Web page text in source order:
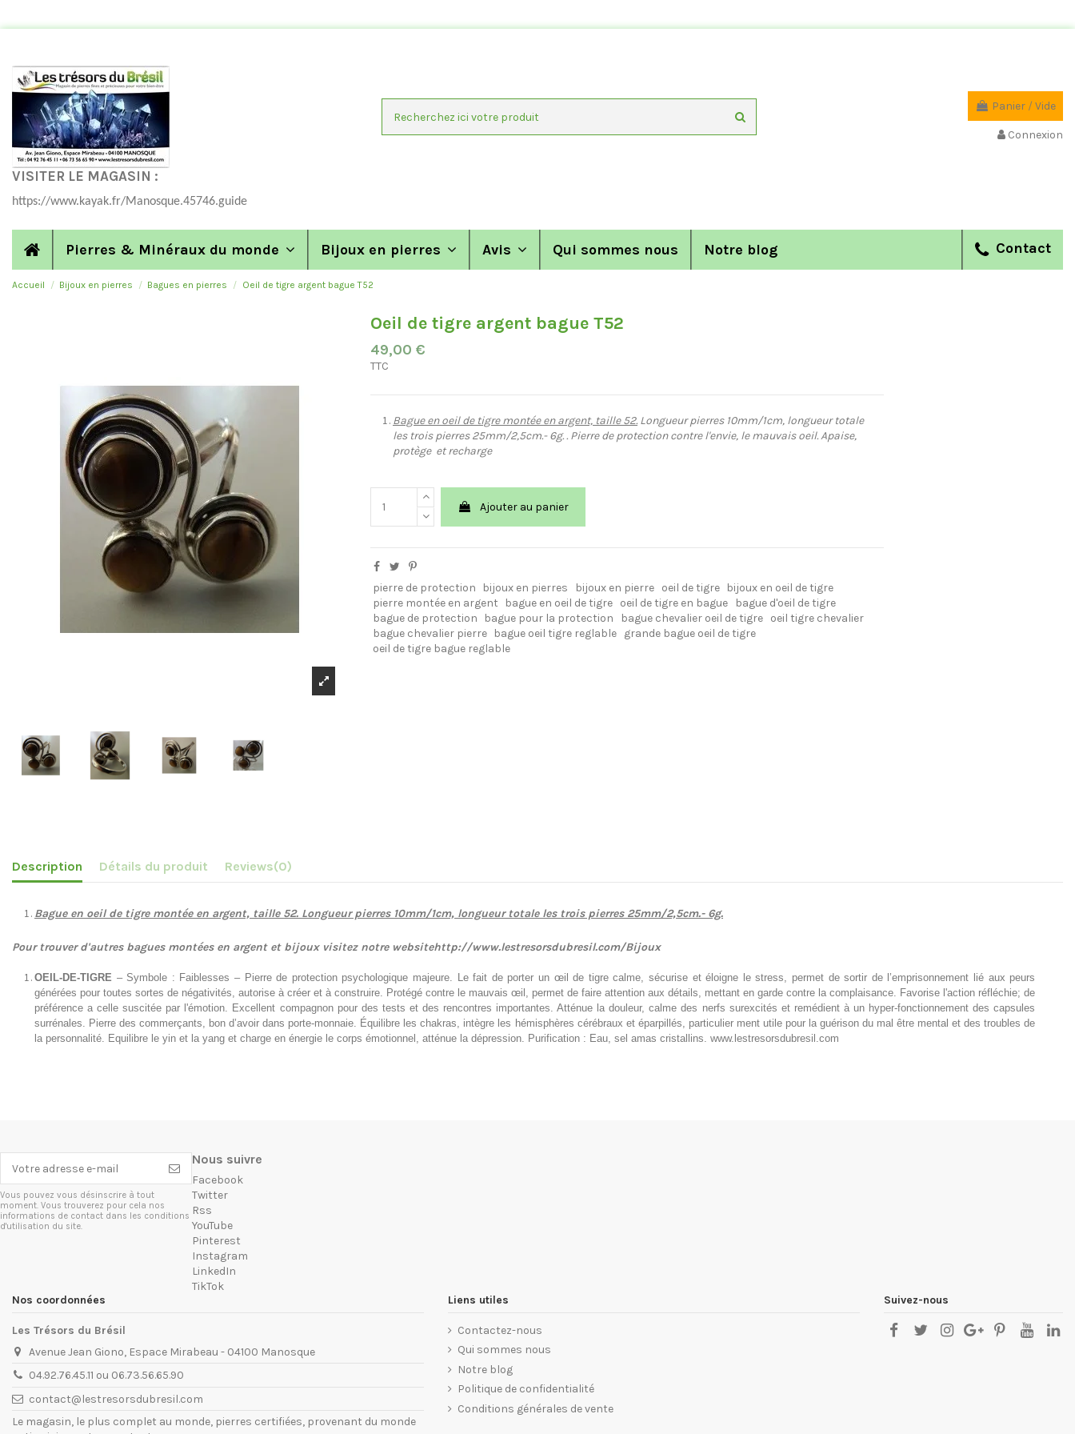
Panier / Vide
Connexion
VISITER LE MAGASIN :
https://www.kayak.fr/Manosque.45746.guide
Pierres & Minéraux du monde Bijoux en pierres Avis Contact
Qui sommes nous Notre blog
Accueil Bijoux en pierres Bagues en pierres Oeil de tigre argent bague T52
Oeil de tigre argent bague T52
49,00 €
TTC
Bague en oeil de tigre montée en argent, taille 52.Longueur pierres 10mm/1cm, longueur totale
les trois pierres 25mm/2,5cm.- 6g.. Pierre de protection contre l'envie, le mauvais oeil. Apaise,
protège et recharge
Ajouter au panier
pierre de protection bijoux en pierres bijoux en pierre oeil de tigre
bijoux en oeil de tigre
pierre montée en argent
bague en oeil de tigre oeil de tigre en bague
bague d'oeil de tigre
bague de protection
bague pour la protection bague chevalier oeil de tigre oeil tigre chevalier
bague chevalier pierre
bague oeil tigre reglable grande bague oeil de tigre
oeil de tigre bague reglable
Description Détails du produit Reviews(0)
Bague en oeil de tigre montée en argent, taille 52. Longueur pierres 10mm/1cm, longueur totale les trois pierres 25mm/2,5cm.- 6g.
Pour trouver d'autres bagues montées en argent et bijoux visitez notre websitehttp://www.lestresorsdubresil.com/Bijoux
OEIL-DE-TIGRE – Symbole : Faiblesses – Pierre de protection psychologique majeure. Le fait de porter un œil de tigre calme, sécurise et éloigne le stress, permet de sortir de l’emprisonnement lié aux peurs
générées pour toutes sortes de négativités, autorise à créer et à construire. Protégé contre le mauvais œil, permet de faire attention aux détails, mettant en garde contre la complaisance. Favorise l'action réfléchie; de
préférence a celle suscitée par l'émotion. Excellent compagnon pour des tests et des rencontres importantes. Atténue la douleur, calme des nerfs surexcités et remédient à un hyper-fonctionnement des capsules
surrénales. Pierre des commerçants, bon d’avoir dans porte-monnaie. Équilibre les chakras, intègre les hémisphères cérébraux et éparpillés, particulier ment utile pour la guérison du mal être mental et des troubles de
la personnalité. Equilibre le yin et la yang et charge en énergie le corps émotionnel, atténue la dépression. Purification : Eau, sel amas cristallins. www.lestresorsdubresil.com
Vous pouvez vous désinscrire à tout
moment. Vous trouverez pour cela nos
informations de contact dans les conditions
d'utilisation du site.
Nous suivre
Facebook
Twitter
Rss
YouTube
Pinterest
Instagram
LinkedIn
TikTok
Nos coordonnées
Les Trésors du Brésil
Avenue Jean Giono, Espace Mirabeau - 04100 Manosque
04.92.76.45.11 ou 06.73.56.65.90
contact@lestresorsdubresil.com
Le magasin, le plus complet au monde, pierres certifiées, provenant du monde
Liens utiles
Contactez-nous
Qui sommes nous
Notre blog
Politique de confidentialité
Conditions générales de vente
Suivez-nous